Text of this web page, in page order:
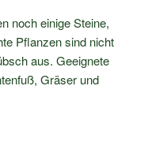
noch einige Steine,
Pflanzen sind nicht
aus. Geeignete
Gräser und